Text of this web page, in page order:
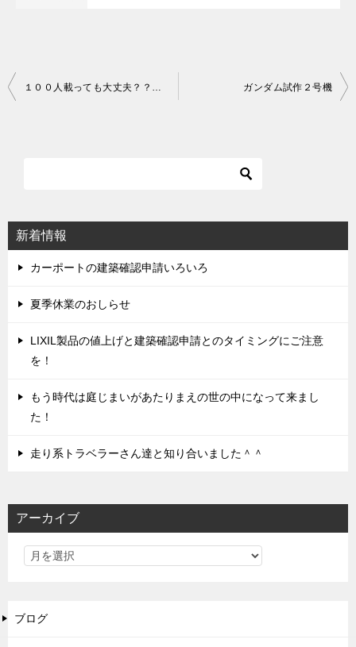
シ
ョ
ン
１００人載っても大丈夫？？（イナバガレージ） ガンダム試作２号機
新着情報
カーポートの建築確認申請いろいろ
夏季休業のおしらせ
LIXIL製品の値上げと建築確認申請とのタイミングにご注意
を！
もう時代は庭じまいがあたりまえの世の中になって来まし
た！
走り系トラベラーさん達と知り合いました＾＾
アーカイブ
ブログ